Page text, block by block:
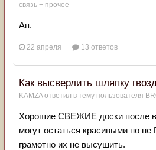
связь + прочее
Ап.
22 апреля 13 ответов
Как высверлить шляпку
KAMZAответил в тему пользователя
Хорошие СВЕЖИЕ доски после
могут остаться красивыми но
грамотно их не высушить.